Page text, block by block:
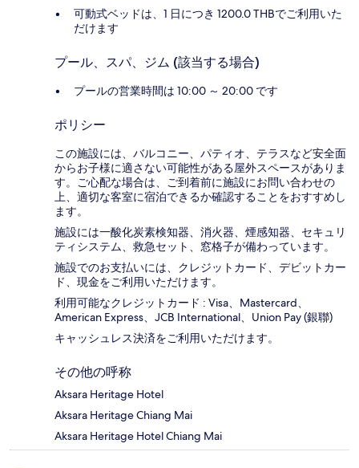
可動式ベッドは、1 日につき 1200.0 THBでご利用いた
だけます
プール、スパ、ジム (該当する場合)
プールの営業時間は 10:00 ～ 20:00 です
ポリシー
この施設には、バルコニー、パティオ、テラスなど安全面
からお子様に適さない可能性がある屋外スペースがありま
す。ご心配な場合は、ご到着前に施設にお問い合わせの
上、適切な客室に宿泊できるか確認することをおすすめし
ます。
施設には一酸化炭素検知器、消火器、煙感知器、セキュリ
ティシステム、救急セット、窓格子が備わっています。
施設でのお支払いには、クレジットカード、デビットカー
ド、現金をご利用いただけます。
利用可能なクレジットカード : Visa、Mastercard、
American Express、JCB International、Union Pay (銀聯)
キャッシュレス決済をご利用いただけます。
その他の呼称
Aksara Heritage Hotel
Aksara Heritage Chiang Mai
Aksara Heritage Hotel Chiang Mai